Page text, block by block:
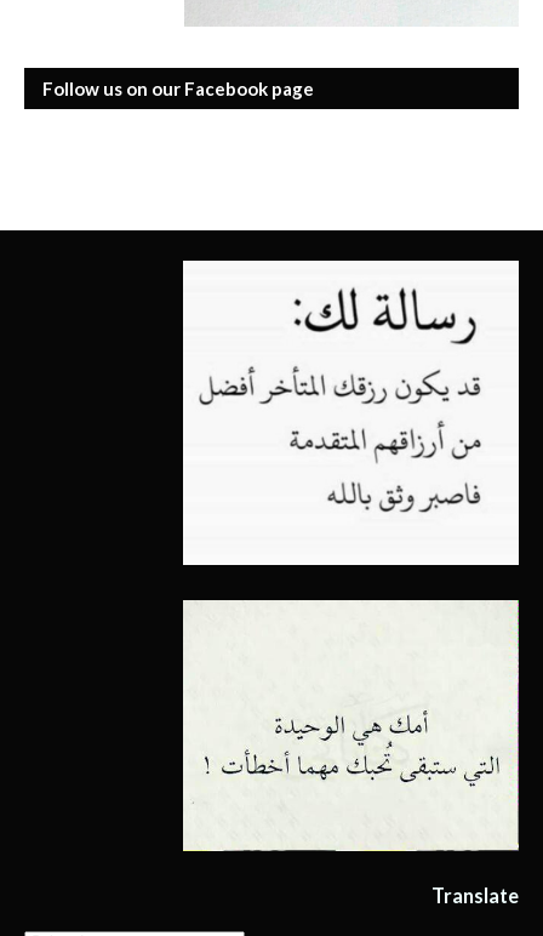
Follow us on our Facebook page
Translate